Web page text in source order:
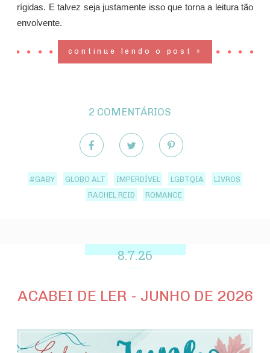
rígidas. E talvez seja justamente isso que torna a leitura tão
envolvente.
continue lendo o post »
2 COMENTÁRIOS
#GABY GLOBO ALT IMPERDÍVEL LGBTQIA
LIVROS
RACHEL REID
ROMANCE
8.7.26
ACABEI DE LER - JUNHO DE 2026